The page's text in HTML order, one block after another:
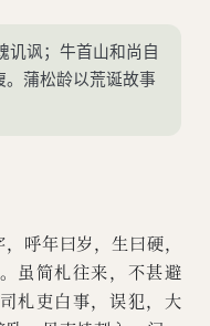
讥讽；牛首山和尚自
。蒲松龄以荒诞故事
呼年曰岁，生曰硬，
虽简札往来，不甚避
札吏白事，误犯，大